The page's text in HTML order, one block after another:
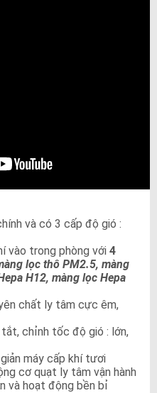
và có 3 cấp độ gió :
vào trong phòng với 4
lọc thô PM2.5, màng
H12, màng lọc Hepa
chất ly tâm cực êm,
chỉnh tốc độ gió : lớn,
máy cấp khí tươi
cơ quạt ly tâm vận hành
và hoạt động bền bỉ